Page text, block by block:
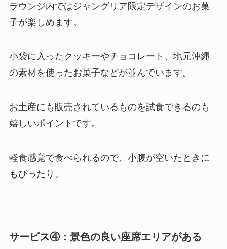
ラウンジ内ではジャングリア限定デザインのお菓
子が楽しめます。
小袋に入ったクッキーやチョコレート、地元沖縄
の素材を使ったお菓子などが並んでいます。
お土産にも販売されているものを試食できるのも
嬉しいポイントです。
軽食感覚で食べられるので、小腹が空いたときに
もぴったり。
サービス④：景色の良い座席エリアがある